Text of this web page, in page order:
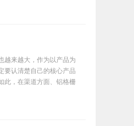
越来越大，作为以产品为
要认清楚自己的核心产品
此，在渠道方面、铝格栅